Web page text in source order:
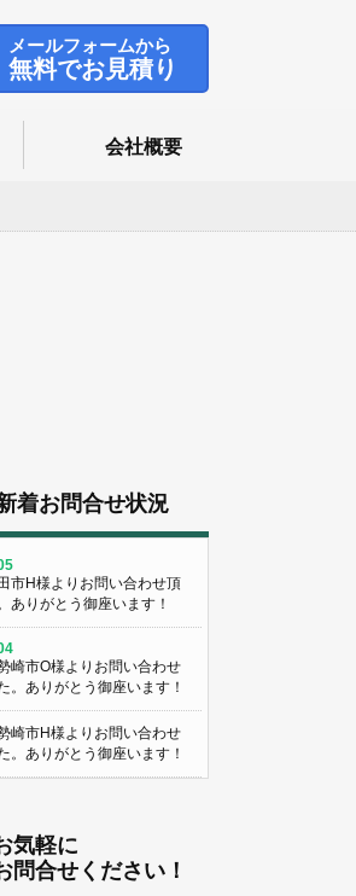
メールフォームから
無料でお見積り
会社概要
着お問合せ状況
市H様よりお問い合わせ頂
ありがとう御座います！
崎市O様よりお問い合わせ
。ありがとう御座います！
崎市H様よりお問い合わせ
。ありがとう御座います！
市M様よりお問い合わせ頂
ありがとう御座います！
市S様よりお問い合わせ頂
ありがとう御座います！
気軽に
問合せください！